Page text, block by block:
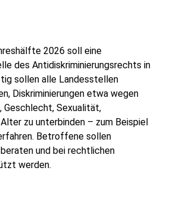
2026 soll eine
des Antidiskriminierungsrechts in
sollen alle Landesstellen
Diskriminierungen etwa wegen
Geschlecht, Sexualität,
zu unterbinden – zum Beispiel
Betroffene sollen
und bei rechtlichen
werden.